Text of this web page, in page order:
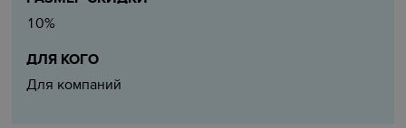
10%
ДЛЯ КОГО
Для компаний